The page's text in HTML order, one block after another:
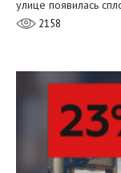
улице появилась
2158